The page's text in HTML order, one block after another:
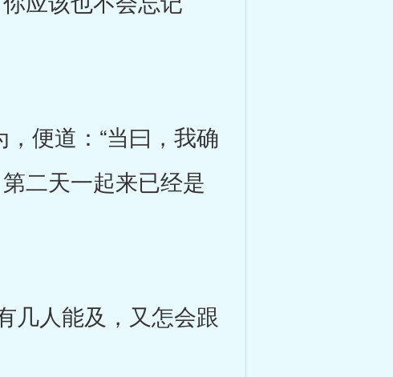
便道：“当曰，我确
二天一起来已经是
人能及，又怎会跟